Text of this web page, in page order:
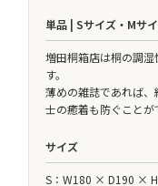
単品 | Sサイズ・Mサ
増田桐箱店は桐の調
す。
薄めの雑誌であれば
士の癒着も防ぐことが
サイズ
S：W180 × D190 ×